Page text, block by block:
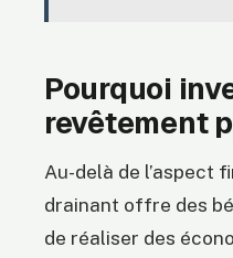
Pourquoi
revêtement
Au-delà de l’aspect
drainant offre des
de réaliser des